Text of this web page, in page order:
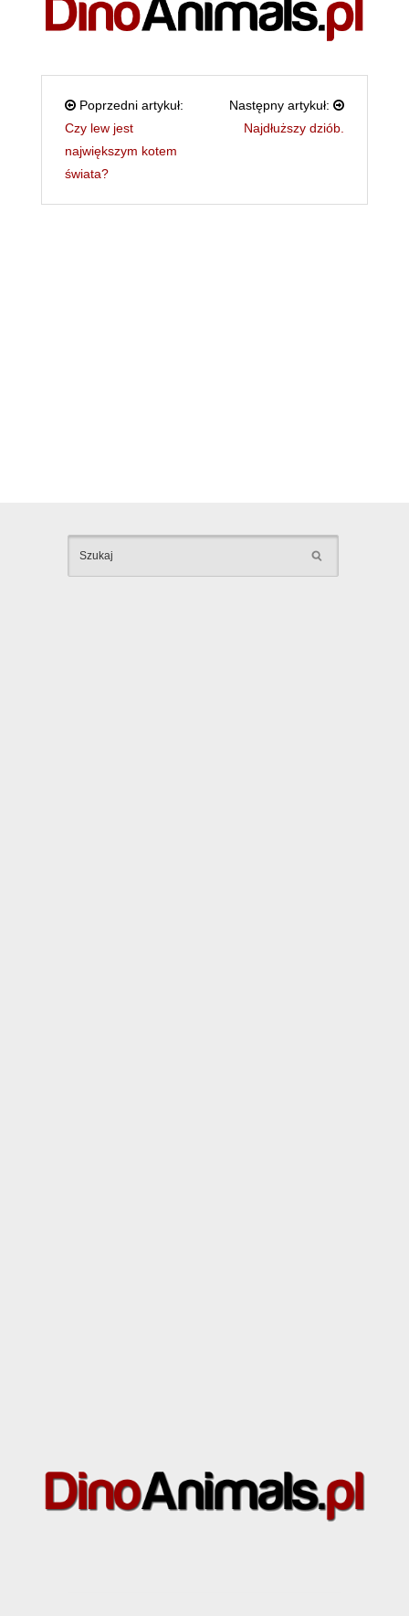
Poprzedni artykuł:
Czy lew jest
największym kotem
świata?
Następny artykuł:
Najdłuższy dziób.